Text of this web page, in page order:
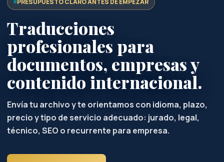
técnico, SEO o recurrente para empresa.
Encargar traducción
WhatsApp